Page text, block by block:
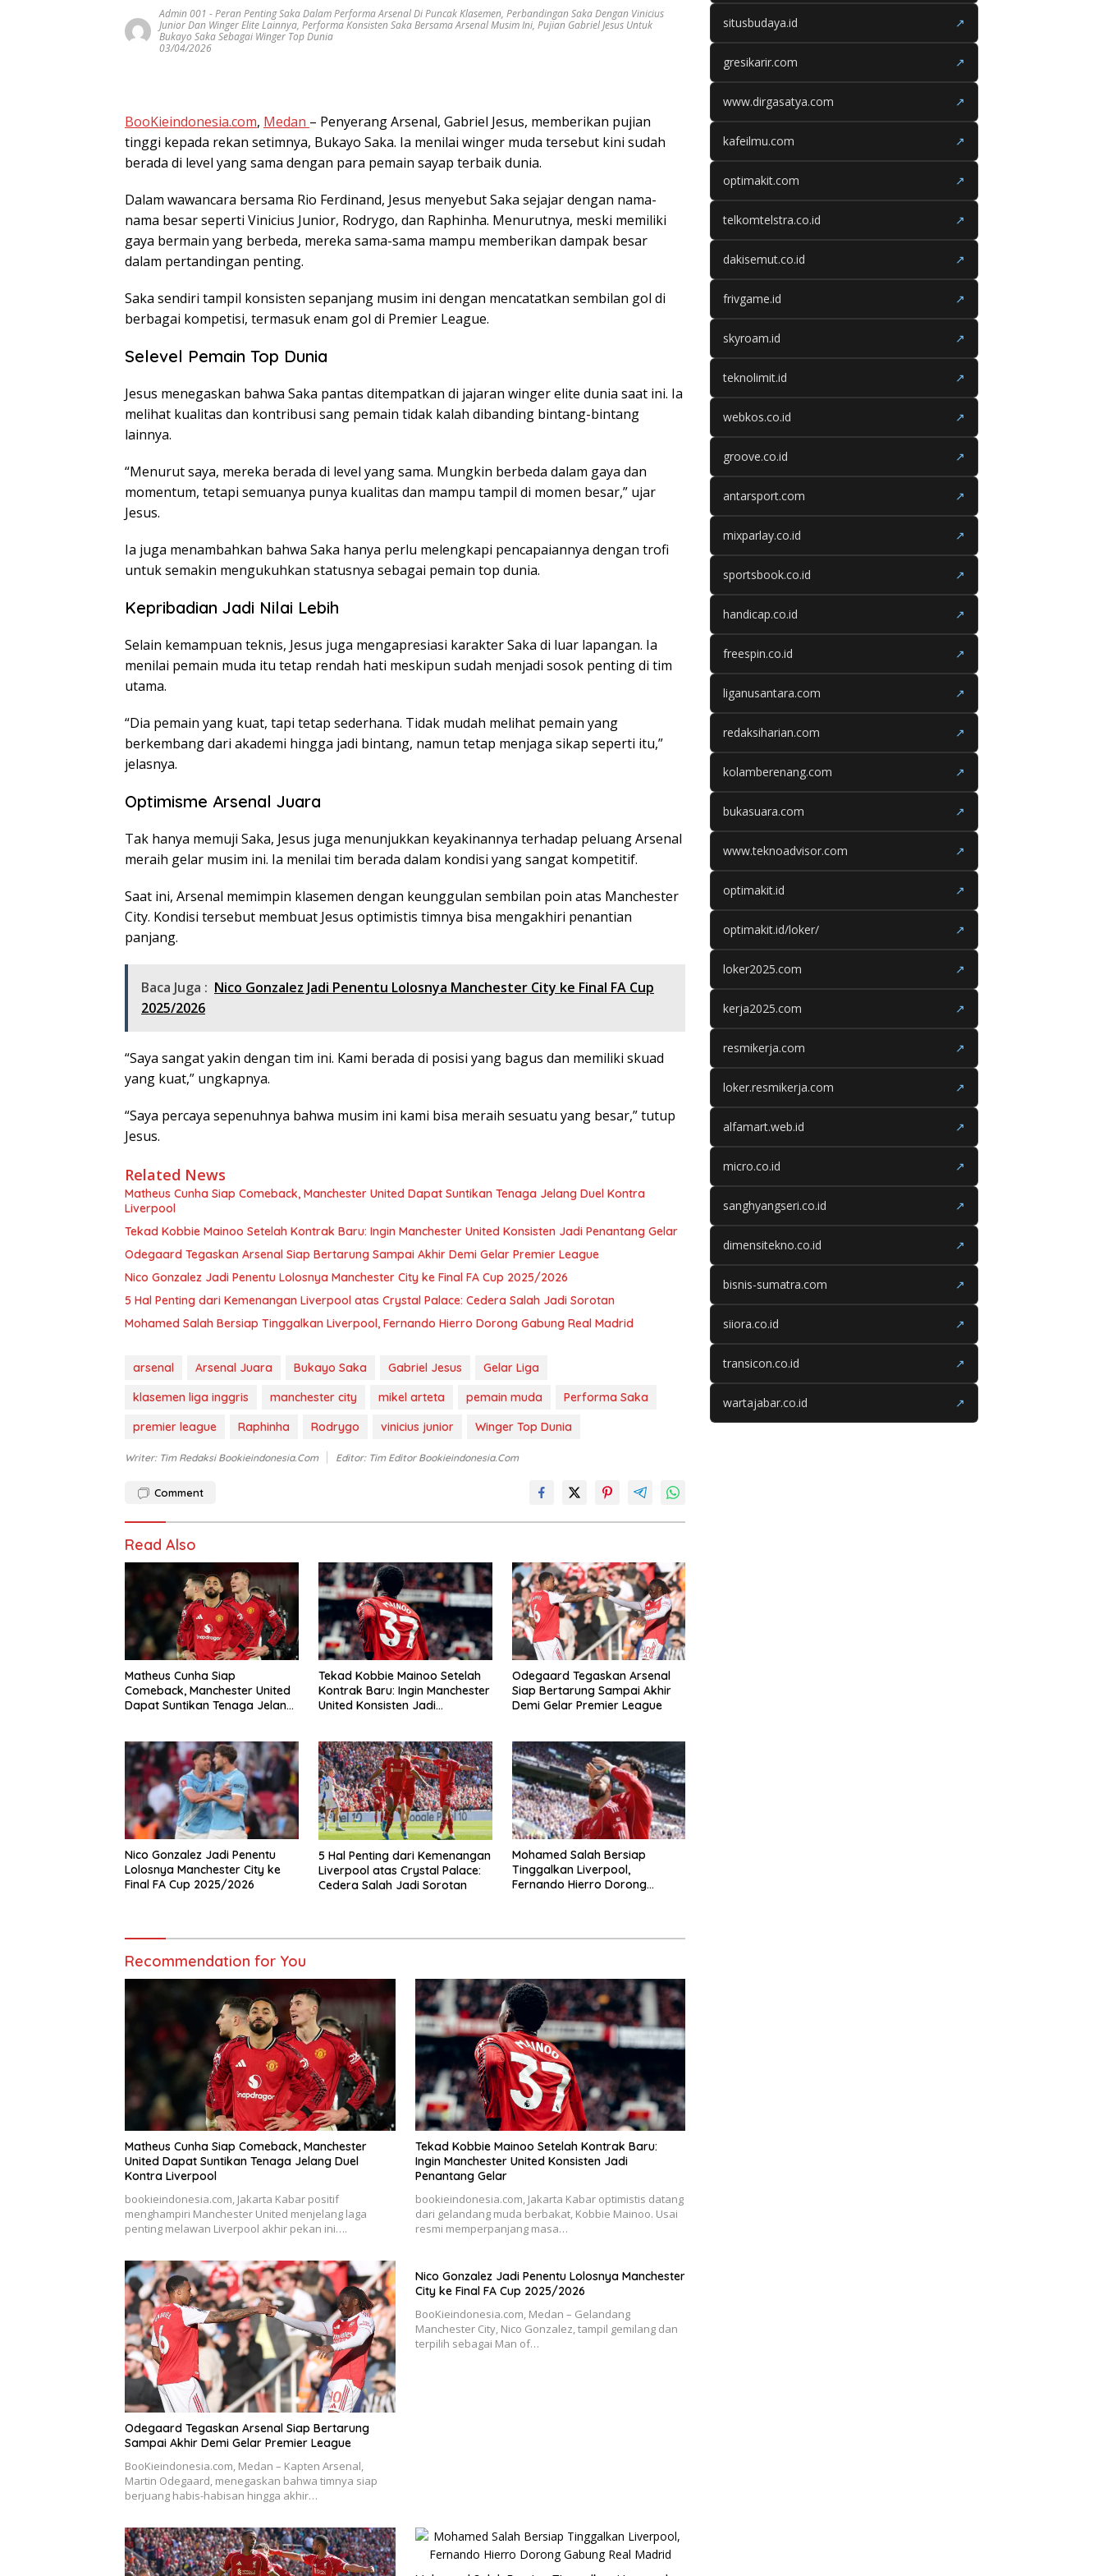
Admin 001 -Peran Penting Saka Dalam Performa Arsenal Di Puncak Klasemen, Perbandingan Saka Dengan Vinicius
Junior Dan Winger Elite Lainnya, Performa Konsisten Saka Bersama Arsenal Musim Ini, Pujian Gabriel Jesus Untuk
Bukayo Saka Sebagai Winger Top Dunia
03/04/2026
BooKieindonesia.com, Medan – Penyerang Arsenal, Gabriel Jesus, memberikan pujian
tinggi kepada rekan setimnya, Bukayo Saka. Ia menilai winger muda tersebut kini sudah
berada di level yang sama dengan para pemain sayap terbaik dunia.
Dalam wawancara bersama Rio Ferdinand, Jesus menyebut Saka sejajar dengan nama-
nama besar seperti Vinicius Junior, Rodrygo, dan Raphinha. Menurutnya, meski memiliki
gaya bermain yang berbeda, mereka sama-sama mampu memberikan dampak besar
dalam pertandingan penting.
Saka sendiri tampil konsisten sepanjang musim ini dengan mencatatkan sembilan gol di
berbagai kompetisi, termasuk enam gol di Premier League.
Selevel Pemain Top Dunia
Jesus menegaskan bahwa Saka pantas ditempatkan di jajaran winger elite dunia saat ini. Ia
melihat kualitas dan kontribusi sang pemain tidak kalah dibanding bintang-bintang
lainnya.
“Menurut saya, mereka berada di level yang sama. Mungkin berbeda dalam gaya dan
momentum, tetapi semuanya punya kualitas dan mampu tampil di momen besar,” ujar
Jesus.
Ia juga menambahkan bahwa Saka hanya perlu melengkapi pencapaiannya dengan trofi
untuk semakin mengukuhkan statusnya sebagai pemain top dunia.
Kepribadian Jadi Nilai Lebih
Selain kemampuan teknis, Jesus juga mengapresiasi karakter Saka di luar lapangan. Ia
menilai pemain muda itu tetap rendah hati meskipun sudah menjadi sosok penting di tim
utama.
“Dia pemain yang kuat, tapi tetap sederhana. Tidak mudah melihat pemain yang
berkembang dari akademi hingga jadi bintang, namun tetap menjaga sikap seperti itu,”
jelasnya.
Optimisme Arsenal Juara
Tak hanya memuji Saka, Jesus juga menunjukkan keyakinannya terhadap peluang Arsenal
meraih gelar musim ini. Ia menilai tim berada dalam kondisi yang sangat kompetitif.
Saat ini, Arsenal memimpin klasemen dengan keunggulan sembilan poin atas Manchester
City. Kondisi tersebut membuat Jesus optimistis timnya bisa mengakhiri penantian
panjang.
Baca Juga : Nico Gonzalez Jadi Penentu Lolosnya Manchester City ke Final FA Cup
2025/2026
“Saya sangat yakin dengan tim ini. Kami berada di posisi yang bagus dan memiliki skuad
yang kuat,” ungkapnya.
“Saya percaya sepenuhnya bahwa musim ini kami bisa meraih sesuatu yang besar,” tutup
Jesus.
Related News
Matheus Cunha Siap Comeback, Manchester United Dapat Suntikan Tenaga Jelang Duel Kontra
Liverpool
Tekad Kobbie Mainoo Setelah Kontrak Baru: Ingin Manchester United Konsisten Jadi Penantang Gelar
Odegaard Tegaskan Arsenal Siap Bertarung Sampai Akhir Demi Gelar Premier League
Nico Gonzalez Jadi Penentu Lolosnya Manchester City ke Final FA Cup 2025/2026
5 Hal Penting dari Kemenangan Liverpool atas Crystal Palace: Cedera Salah Jadi Sorotan
Mohamed Salah Bersiap Tinggalkan Liverpool, Fernando Hierro Dorong Gabung Real Madrid
arsenal Arsenal Juara Bukayo Saka Gabriel Jesus
Gelar Liga
klasemen liga inggris
manchester city mikel arteta pemain muda
Performa Saka
premier league
Raphinha Rodrygo vinicius junior Winger Top Dunia
Writer: Tim Redaksi Bookieindonesia.com Editor: Tim Editor Bookieindonesia.com
Comment
Read Also
Matheus Cunha Siap
Comeback, Manchester United
Dapat Suntikan Tenaga Jelang
Tekad Kobbie Mainoo Setelah
Kontrak Baru: Ingin Manchester
United Konsisten Jadi
Odegaard Tegaskan Arsenal
Siap Bertarung Sampai Akhir
Demi Gelar Premier League
Nico Gonzalez Jadi Penentu
Lolosnya Manchester City ke
Final FA Cup 2025/2026
5 Hal Penting dari Kemenangan
Liverpool atas Crystal Palace:
Cedera Salah Jadi Sorotan
Mohamed Salah Bersiap
Tinggalkan Liverpool,
Fernando Hierro Dorong
Recommendation for You
Matheus Cunha Siap Comeback, Manchester
United Dapat Suntikan Tenaga Jelang Duel
Kontra Liverpool
bookieindonesia.com, Jakarta Kabar positif
menghampiri Manchester United menjelang laga
penting melawan Liverpool akhir pekan ini….
Tekad Kobbie Mainoo Setelah Kontrak Baru:
Ingin Manchester United Konsisten Jadi
Penantang Gelar
bookieindonesia.com, Jakarta Kabar optimistis datang
dari gelandang muda berbakat, Kobbie Mainoo. Usai
resmi memperpanjang masa…
Odegaard Tegaskan Arsenal Siap Bertarung
Sampai Akhir Demi Gelar Premier League
BooKieindonesia.com, Medan – Kapten Arsenal,
Martin Odegaard, menegaskan bahwa timnya siap
berjuang habis-habisan hingga akhir…
Nico Gonzalez Jadi Penentu Lolosnya Manchester
City ke Final FA Cup 2025/2026
BooKieindonesia.com, Medan – Gelandang
Manchester City, Nico Gonzalez, tampil gemilang dan
terpilih sebagai Man of…
situsbudaya.id ↗
gresikarir.com ↗
www.dirgasatya.com ↗
kafeilmu.com ↗
optimakit.com ↗
telkomtelstra.co.id ↗
dakisemut.co.id ↗
frivgame.id ↗
skyroam.id ↗
teknolimit.id ↗
webkos.co.id ↗
groove.co.id ↗
antarsport.com ↗
mixparlay.co.id ↗
sportsbook.co.id ↗
handicap.co.id ↗
freespin.co.id ↗
liganusantara.com ↗
redaksiharian.com ↗
kolamberenang.com ↗
bukasuara.com ↗
www.teknoadvisor.com ↗
optimakit.id ↗
optimakit.id/loker/ ↗
loker2025.com ↗
kerja2025.com ↗
resmikerja.com ↗
loker.resmikerja.com ↗
alfamart.web.id ↗
micro.co.id ↗
sanghyangseri.co.id ↗
dimensitekno.co.id ↗
bisnis-sumatra.com ↗
siiora.co.id ↗
transicon.co.id ↗
wartajabar.co.id ↗